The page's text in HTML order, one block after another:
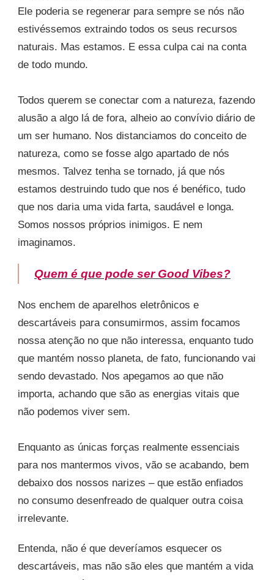
Ele poderia se regenerar para sempre se nós não
estivéssemos extraindo todos os seus recursos
naturais. Mas estamos. E essa culpa cai na conta
de todo mundo.
Todos querem se conectar com a natureza, fazendo
alusão a algo lá de fora, alheio ao convívio diário de
um ser humano. Nos distanciamos do conceito de
natureza, como se fosse algo apartado de nós
mesmos. Talvez tenha se tornado, já que nós
estamos destruindo tudo que nos é benéfico, tudo
que nos daria uma vida farta, saudável e longa.
Somos nossos próprios inimigos. E nem
imaginamos.
Quem é que pode ser Good Vibes?
Nos enchem de aparelhos eletrônicos e
descartáveis para consumirmos, assim focamos
nossa atenção no que não interessa, enquanto tudo
que mantém nosso planeta, de fato, funcionando vai
sendo devastado. Nos apegamos ao que não
importa, achando que são as energias vitais que
não podemos viver sem.
Enquanto as únicas forças realmente essenciais
para nos mantermos vivos, vão se acabando, bem
debaixo dos nossos narizes – que estão enfiados
no consumo desenfreado de qualquer outra coisa
irrelevante.
Entenda, não é que deveríamos esquecer os
descartáveis, mas não são eles que mantém a vida